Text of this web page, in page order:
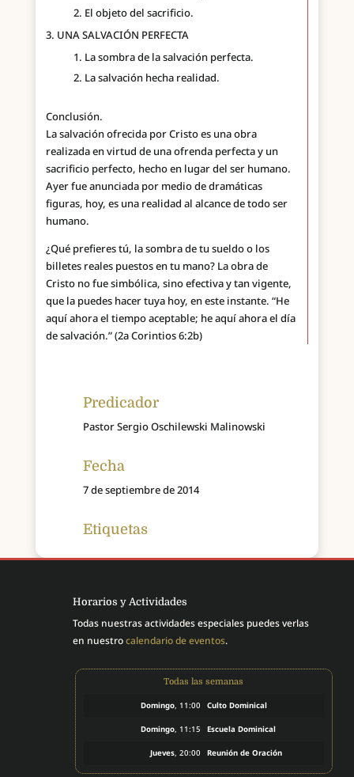
El objeto del sacrificio.
UNA SALVACIÓN PERFECTA
La sombra de la salvación perfecta.
La salvación hecha realidad.
Conclusión.
La salvación ofrecida por Cristo es una obra
realizada en virtud de una ofrenda perfecta y un
sacrificio perfecto, hecho en lugar del ser humano.
Ayer fue anunciada por medio de dramáticas
figuras, hoy, es una realidad al alcance de todo ser
humano.
¿Qué prefieres tú, la sombra de tu sueldo o los
billetes reales puestos en tu mano? La obra de
Cristo no fue simbólica, sino efectiva y tan vigente,
que la puedes hacer tuya hoy, en este instante. “He
aquí ahora el tiempo aceptable; he aquí ahora el día
de salvación.” (2a Corintios 6:2b)
Predicador
Pastor Sergio Oschilewski Malinowski
Fecha
7 de septiembre de 2014
Etiquetas
Horarios y Actividades
Todas nuestras actividades especiales puedes verlas
en nuestrocalendario de eventos.
Todas las semanas
Domingo, 11:00 Culto Dominical
Domingo, 11:15 Escuela Dominical
Jueves, 20:00 Reunión de Oración